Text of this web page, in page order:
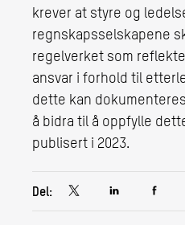
krever at styre og
regnskapsselskapene
regelverket som
ansvar i forhold til
dette kan
å bidra til å oppfylle
publisert i 2023.
Del: